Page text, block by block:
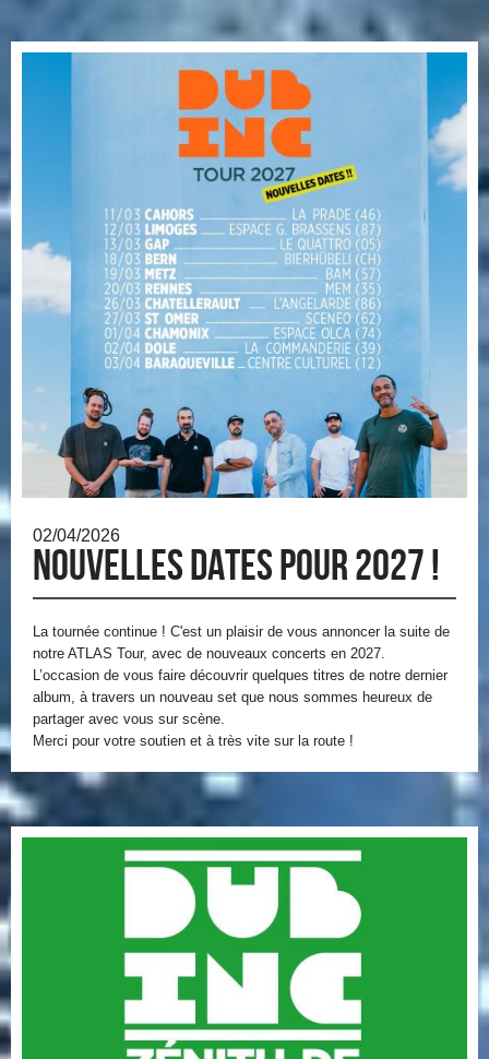
02/04/2026
Nouvelles dates pour 2027 !
La tournée continue ! C'est un plaisir de vous annoncer la suite de
notre ATLAS Tour, avec de nouveaux concerts en 2027.
L’occasion de vous faire découvrir quelques titres de notre dernier
album, à travers un nouveau set que nous sommes heureux de
partager avec vous sur scène.
Merci pour votre soutien et à très vite sur la route !